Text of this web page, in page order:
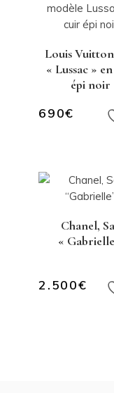
Louis
« Lussac »
épi noir
690€
Chanel,
«
2.500€